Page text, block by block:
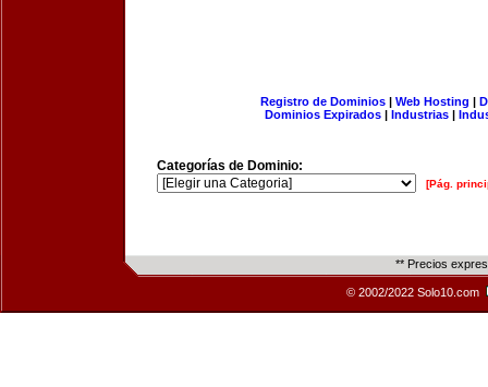
Registro de Dominios| Web Hosting |
Dominios Expirados | Industrias |
Categorías de Dominio:
[Pág.
** Precios
© 2002/2022 Solo10.com